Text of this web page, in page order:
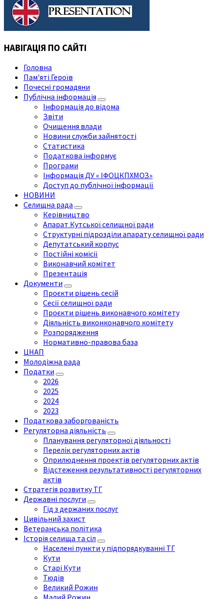
НАВІГАЦІЯ ПО САЙТІ
Головна
Пам'яті Героїв
Почесні громадяни
Публічна інформація
Інформація до відома
Звіти
Очищення влади
Новини служби зайнятості
Статистика
Податкова інформує
Програми
Інформація ДУ « ІФОЦКПХМОЗ»
Доступ до публічної інформації
НОВИНИ
Селищна рада
Керівництво
Апарат Кутської селищної ради
Структурні підрозділи апарату селищної ради
Депутатський корпус
Постійні комісії
Виконавчий комітет
Презентація
Документи
Проєкти рішень сесій
Сесії селищної ради
Проєкти рішень виконавчого комітету
Діяльність виконконавчого комітету
Розпорядження
Нормативно-правова база
ЦНАП
Молодіжна рада
Податки
2026
2025
2024
2023
Податкова заборгованість
Регуляторна діяльність
Планування регуляторної діяльності
Перелік регуляторних актів
Оприлюднення проектів регуляторних актів
Відстеження результативності регуляторних
актів
Стратегія розвитку ТГ
Державні послуги
Гід з держаних послуг
Цивільний захист
Ветеранська політика
Історія селища та сіл
Населені пункти у підпорядкуванні ТГ
Кути
Старі Кути
Тюдів
Великий Рожин